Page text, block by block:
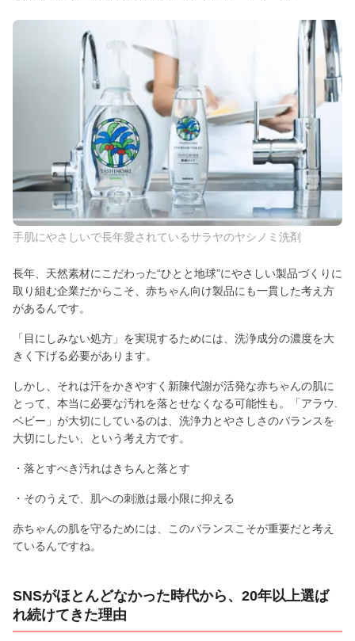
手肌にやさしいで長年愛されているサラヤのヤシノミ洗剤
長年、天然素材にこだわった“ひとと地球”にやさしい製品づくりに
取り組む企業だからこそ、赤ちゃん向け製品にも一貫した考え方
があるんです。
「目にしみない処方」を実現するためには、洗浄成分の濃度を大
きく下げる必要があります。
しかし、それは汗をかきやすく新陳代謝が活発な赤ちゃんの肌に
とって、本当に必要な汚れを落とせなくなる可能性も。「アラウ.
ベビー」が大切にしているのは、洗浄力とやさしさのバランスを
大切にしたい、という考え方です。
・落とすべき汚れはきちんと落とす
・そのうえで、肌への刺激は最小限に抑える
赤ちゃんの肌を守るためには、このバランスこそが重要だと考え
ているんですね。
SNSがほとんどなかった時代から、20年以上選ば
れ続けてきた理由